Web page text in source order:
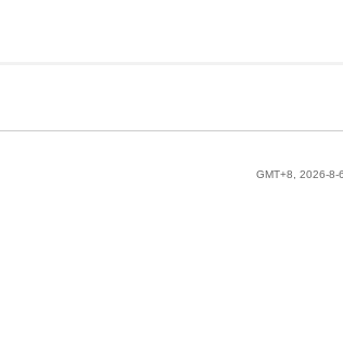
GMT+8, 2026-8-